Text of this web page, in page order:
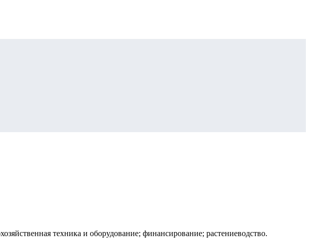
техника и оборудование; финансирование; растениеводство.